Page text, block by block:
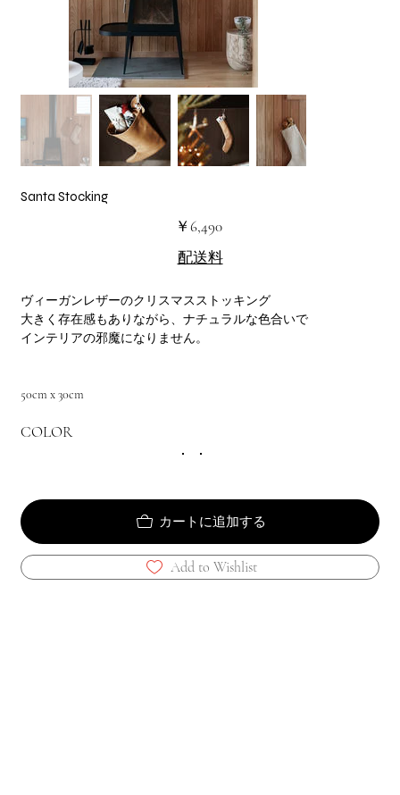
Santa Stocking
価
格
￥6,490
配送料
ヴィーガンレザーのクリスマスストッキング
大きく存在感もありながら、ナチュラルな色合いで
インテリアの邪魔になりません。
50cm x 30cm
COLOR
カートに追加する
Add to Wishlist